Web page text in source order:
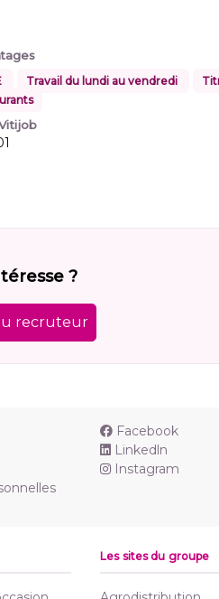
Travail du lundi au vendredi
?
recruteur
Facebook
Linkedln
Instagram
Les sites du groupe